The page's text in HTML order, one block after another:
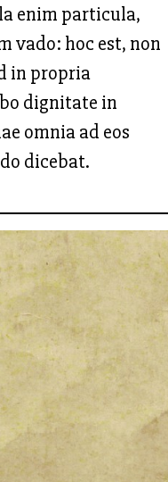
enim particula,
vado: hoc est, non
in propria
dignitate in
omnia ad eos
dicebat.